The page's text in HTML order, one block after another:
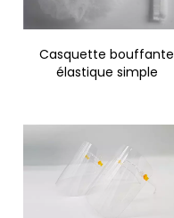
Casquette bouffante
élastique simple